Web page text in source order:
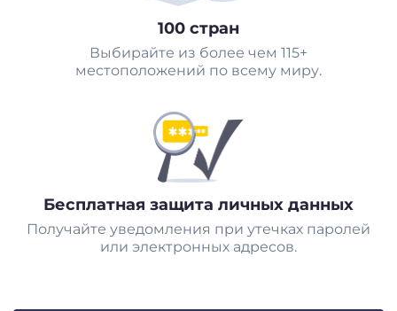
100 стран
Выбирайте из более чем 115+
местоположений по всему миру.
Бесплатная защита личных данных
Получайте уведомления при утечках паролей
или электронных адресов.